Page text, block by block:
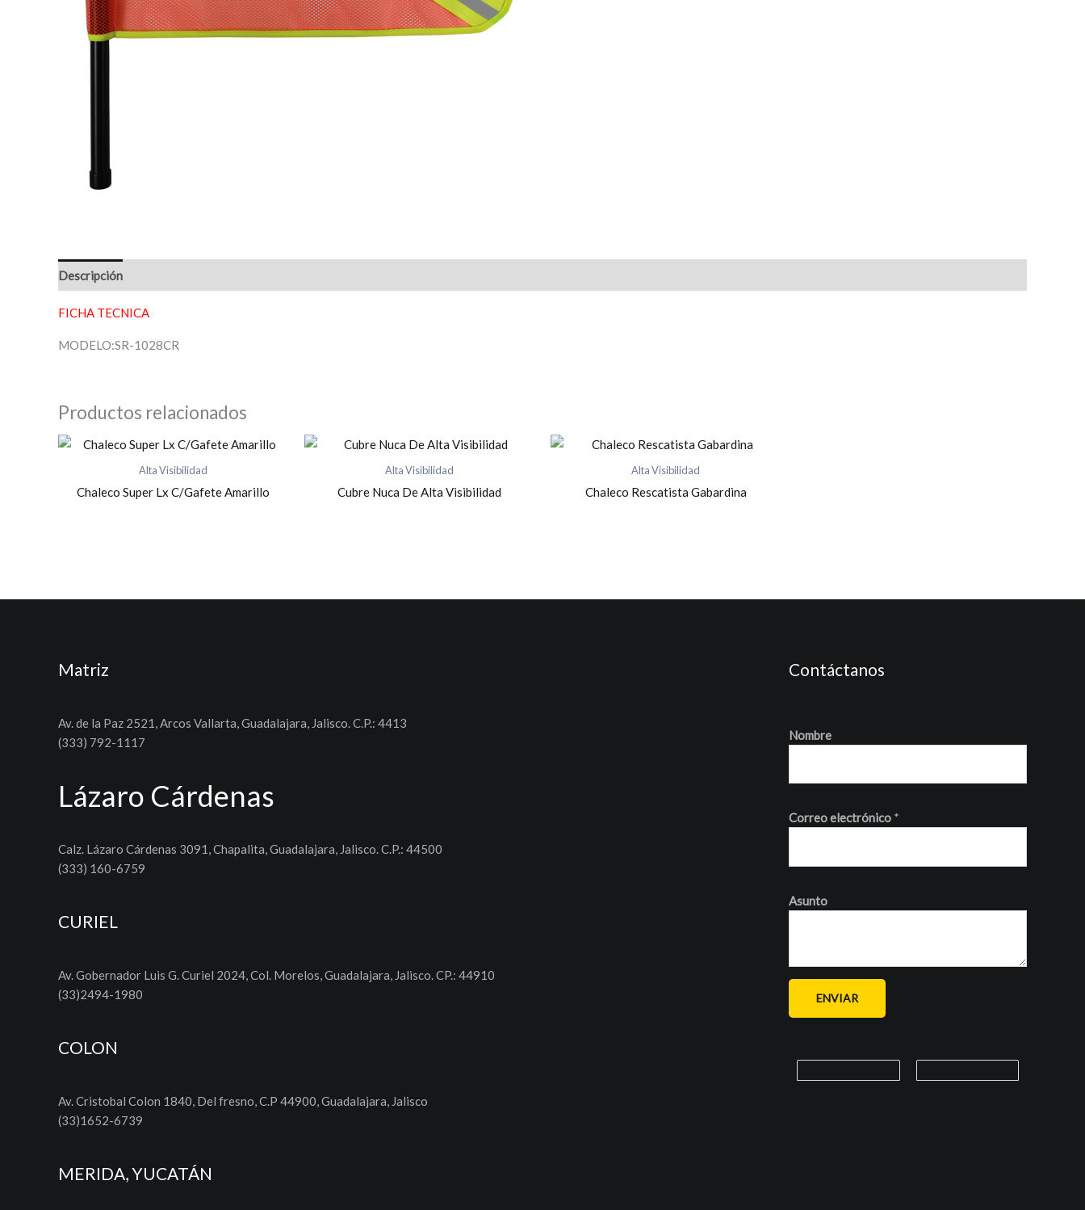
Descripción
FICHA TECNICA
MODELO:SR-1028CR
Productos relacionados
Alta Visibilidad
Chaleco Super Lx C/Gafete Amarillo
Alta Visibilidad
Cubre Nuca De Alta Visibilidad
Alta Visibilidad
Chaleco Rescatista Gabardina
Matriz
Av. de la Paz 2521, Arcos Vallarta, Guadalajara, Jalisco. C.P.: 4413
(333) 792-1117
Lázaro Cárdenas
Calz. Lázaro Cárdenas 3091, Chapalita, Guadalajara, Jalisco. C.P.: 44500
(333) 160-6759
CURIEL
Av. Gobernador Luis G. Curiel 2024, Col. Morelos, Guadalajara, Jalisco. CP.: 44910
(33)2494-1980
COLON
Av. Cristobal Colon 1840, Del fresno, C.P 44900, Guadalajara, Jalisco
(33)1652-6739
MERIDA, YUCATÁN
Contáctanos
Nombre
Correo electrónico *
Asunto
ENVIAR